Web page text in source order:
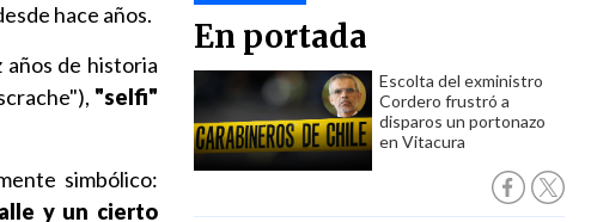
En portada
Escolta del exministro
Cordero frustró a
disparos un portonazo
en Vitacura
hace años.
años de historia
"selfi"
simbólico:
y un cierto